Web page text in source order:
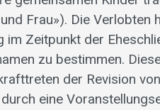
Frau»). Die Verlobten
im Zeitpunkt der
zu bestimmen.
der Revision
eine